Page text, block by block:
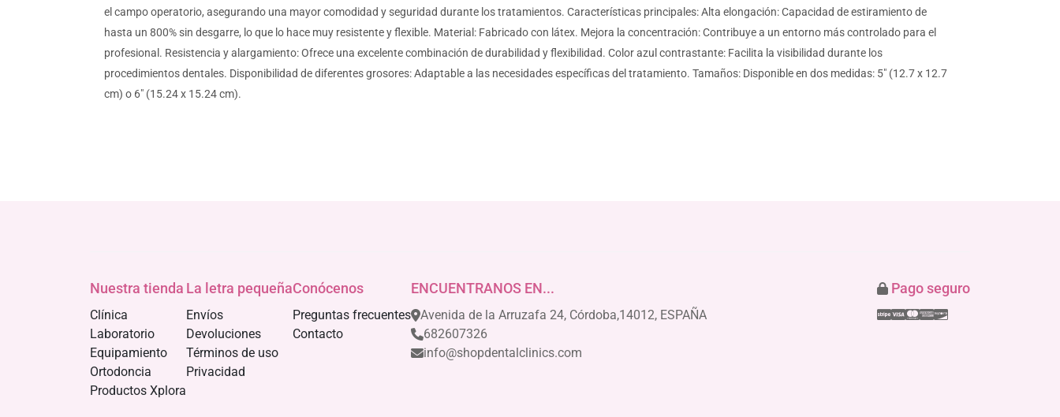
el campo operatorio, asegurando una mayor comodidad y seguridad durante los tratamientos. Características principales: Alta elongación: Capacidad de estiramiento de
hasta un 800% sin desgarre, lo que lo hace muy resistente y flexible. Material: Fabricado con látex. Mejora la concentración: Contribuye a un entorno más controlado para el
profesional. Resistencia y alargamiento: Ofrece una excelente combinación de durabilidad y flexibilidad. Color azul contrastante: Facilita la visibilidad durante los
procedimientos dentales. Disponibilidad de diferentes grosores: Adaptable a las necesidades específicas del tratamiento. Tamaños: Disponible en dos medidas: 5" (12.7 x 12.7
cm) o 6" (15.24 x 15.24 cm).
Nuestra tienda
Clínica
Laboratorio
Equipamiento
Ortodoncia
Productos Xplora
La letra pequeña
Envíos
Devoluciones
Términos de uso
Privacidad
Conócenos
Preguntas frecuentes
Contacto
ENCUENTRANOS EN...
Avenida de la Arruzafa 24, Córdoba,14012, ESPAÑA
682607326
info@shopdentalclinics.com
Pago seguro
Stripe
VisaMastercard
American Express
Discover